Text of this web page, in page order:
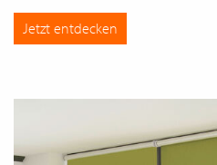
Jetzt entdecken